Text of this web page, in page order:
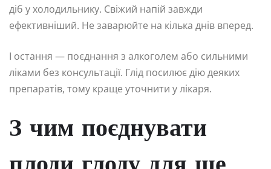
діб у холодильнику. Свіжий напій завжди
ефективніший. Не заварюйте на кілька днів вперед.
І остання — поєднання з алкоголем або сильними
ліками без консультації. Глід посилює дію деяких
препаратів, тому краще уточнити у лікаря.
З чим поєднувати